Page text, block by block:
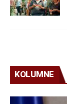
KOLUMNE